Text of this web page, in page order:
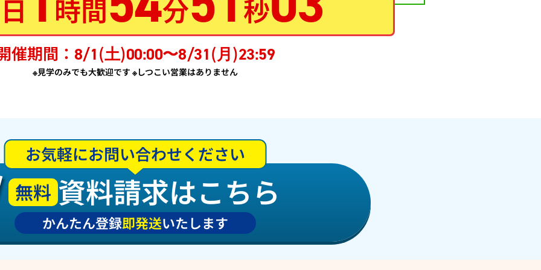
日 時間 分 秒
催期間： 8/1(土)00:00〜8/31(月)23:59
※見学のみでも大歓迎です ※しつこい営業はありません
お気軽にお問い合わせください
無料 資料請求はこちら
かんたん登録即発送いたします